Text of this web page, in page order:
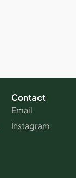
Contact
Email
Instagram